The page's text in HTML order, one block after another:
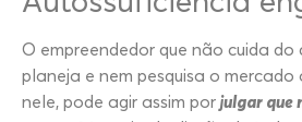
O empreendedor que não cuida do
planeja e nem pesquisa o
nele, pode agir assim por julgar que